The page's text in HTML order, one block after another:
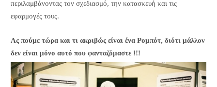
περιλαμβάνοντας τον σχεδιασμό, την κατασκευή και τις
εφαρμογές τους.
Ας πούμε τώρα και τι ακριβώς είναι ένα Ρομπότ, διότι μάλλον
δεν είναι μόνο αυτό που φανταζόμαστε !!!